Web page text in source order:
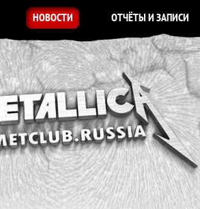
НОВОСТИ ОТЧЁТЫ И ЗАПИСИ